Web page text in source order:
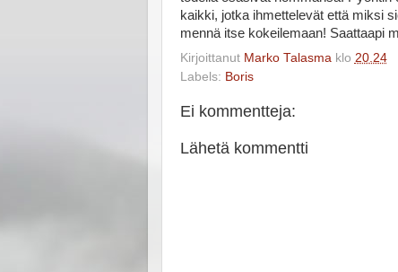
kaikki, jotka ihmettelevät että miksi
mennä itse kokeilemaan! Saattaapi
Kirjoittanut Marko Talasma klo 20.24
Labels: Boris
Ei kommentteja:
Lähetä kommentti